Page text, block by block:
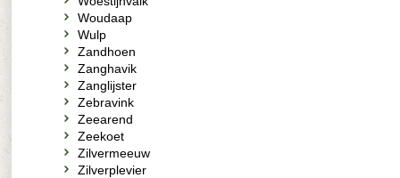
Woudaap
Wulp
Zandhoen
Zanghavik
Zanglijster
Zebravink
Zeearend
Zeekoet
Zilvermeeuw
Zilverplevier